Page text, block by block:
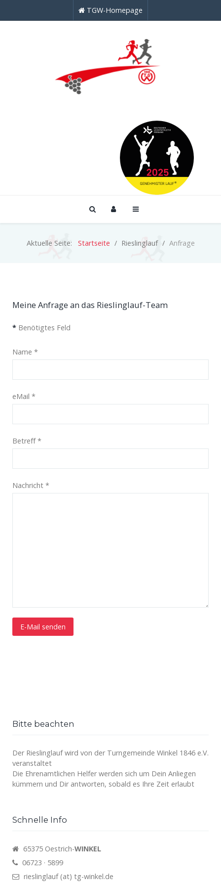
TGW-Homepage
Aktuelle Seite: Startseite Rieslinglauf Anfrage
Meine Anfrage an das Rieslinglauf-Team
* Benötigtes Feld
Name *
eMail *
Betreff*
Nachricht *
E-Mail senden
Bitte beachten
Der Rieslinglauf wird von der Turngemeinde Winkel 1846 e.V.
veranstaltet
Die Ehrenamtlichen Helfer werden sich um Dein Anliegen
kümmern und Dir antworten, sobald es Ihre Zeit erlaubt
Schnelle Info
65375 Oestrich-WINKEL
06723 · 5899
rieslinglauf (at) tg-winkel.de